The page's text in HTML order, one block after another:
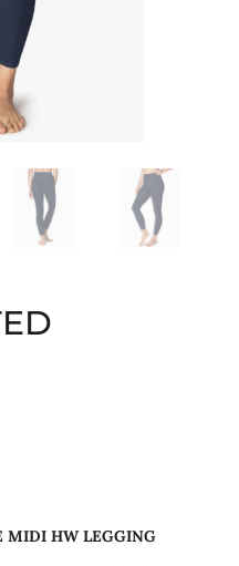
MIDI HW LEGGING